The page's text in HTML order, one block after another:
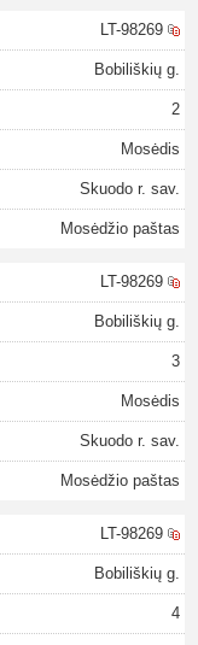
LT-98269
Bobiliškių g.
2
Mosėdis
Skuodo r. sav.
Mosėdžio paštas
LT-98269
Bobiliškių g.
3
Mosėdis
Skuodo r. sav.
Mosėdžio paštas
LT-98269
Bobiliškių g.
4